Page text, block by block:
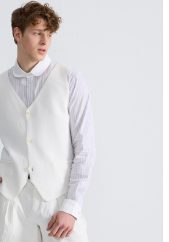
先享後付 」之結帳頁面顯示為準，若有關於
欲退款等相關疑問，請聯繫「AFTEE先享後付
support/home
公司提供之「AFTEE先享後付」服務完成之交
提供個人資料，並將交易相關給付款項請求債
司。
請瀏覽以下網址：
得法定代理人或監護人之同意方可使用
經同意申辦者引起之損失，本公司不負相關責
」時，將依據個別帳號之用戶狀況，依本公司即
若仍有額度不足之情形，本公司將視審查結果
使用他人資訊註冊。若發現惡意使用之情形，
停止該用戶之使用額度並採取法律行動。